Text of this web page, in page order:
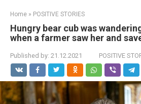
Home » POSITIVE STORIES
Hungry bear cub was
when a farmer saw her and
Published by: 21.12.2021 POSITIVE